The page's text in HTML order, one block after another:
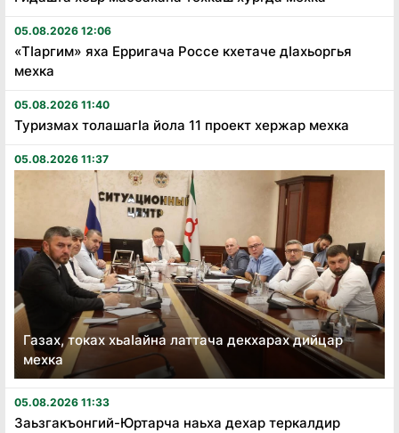
05.08.2026 12:06
«Тӏаргим» яха Ерригача Россе кхетаче дӏахьоргья
мехка
05.08.2026 11:40
Туризмах толашагӏа йола 11 проект хержар мехка
05.08.2026 11:37
Газах, токах хьаӏайна латтача декхарах дийцар
мехка
05.08.2026 11:33
Заьзгакъонгий-Юртарча наьха дехар теркалдир